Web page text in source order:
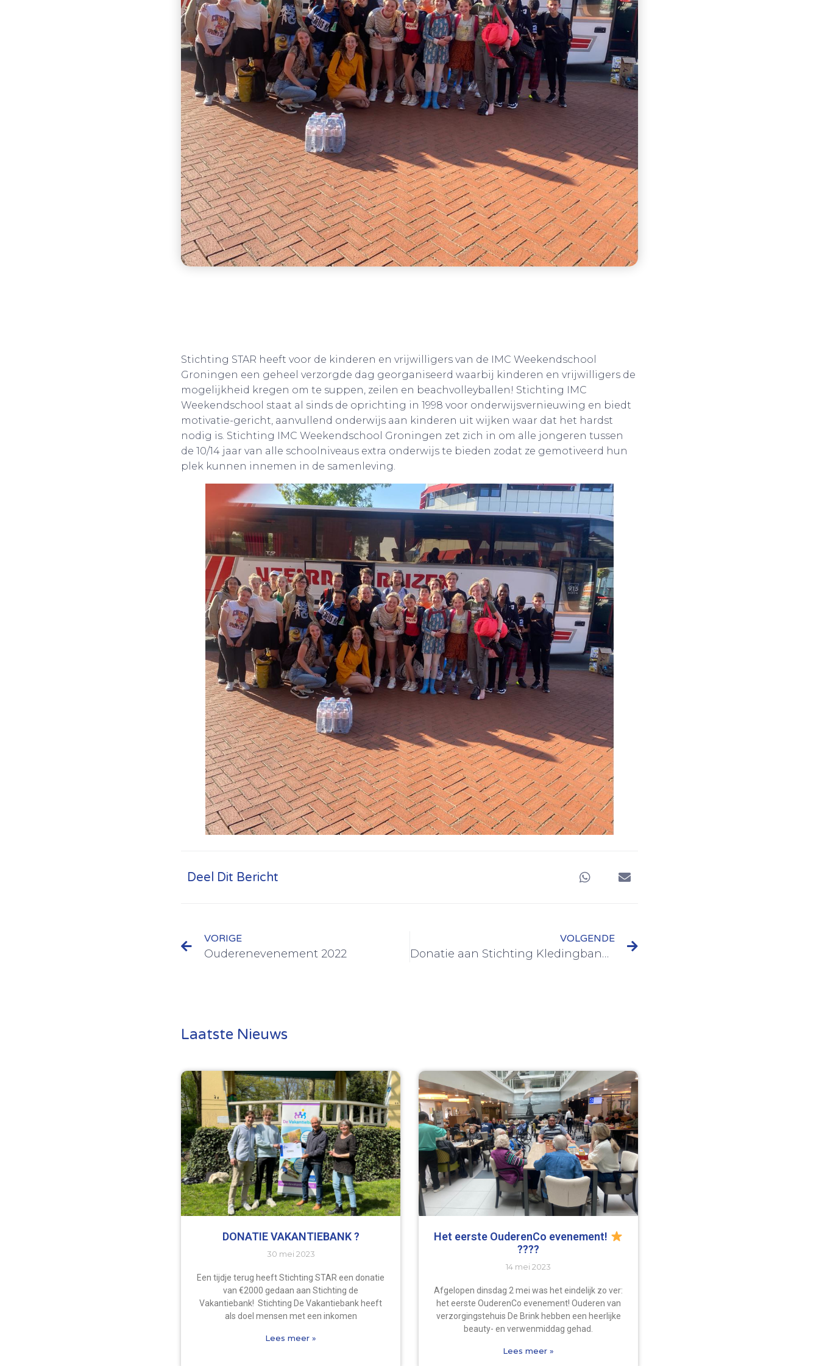
Stichting STAR heeft voor de kinderen en vrijwilligers van de IMC Weekendschool
Groningen een geheel verzorgde dag georganiseerd waarbij kinderen en vrijwilligers de
mogelijkheid kregen om te suppen, zeilen en beachvolleyballen! Stichting IMC
Weekendschool staat al sinds de oprichting in 1998 voor onderwijsvernieuwing en biedt
motivatie-gericht, aanvullend onderwijs aan kinderen uit wijken waar dat het hardst
nodig is. Stichting IMC Weekendschool Groningen zet zich in om alle jongeren tussen
de 10/14 jaar van alle schoolniveaus extra onderwijs te bieden zodat ze gemotiveerd hun
plek kunnen innemen in de samenleving.
Deel Dit Bericht
VORIGE
Ouderenevenement 2022
VOLGENDE
Donatie aan Stichting Kledingbank De Zeecontainer en de Voedselbank!
Laatste Nieuws
DONATIE VAKANTIEBANK ?
30 mei 2023
Een tijdje terug heeft Stichting STAR een donatie
van €2000 gedaan aan Stichting de
Vakantiebank! Stichting De Vakantiebank heeft
als doel mensen met een inkomen
Lees meer »
Het eerste OuderenCo evenement!
????
14 mei 2023
Afgelopen dinsdag 2 mei was het eindelijk zo ver:
het eerste OuderenCo evenement! Ouderen van
verzorgingstehuis De Brink hebben een heerlijke
beauty- en verwenmiddag gehad.
Lees meer »